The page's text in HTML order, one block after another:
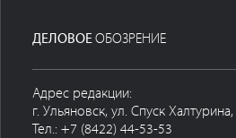
ДЕЛОВОЕ ОБОЗРЕНИЕ
Адрес редакции:
г. Ульяновск, ул. Спуск
Тел.: +7 (8422) 44-53-53